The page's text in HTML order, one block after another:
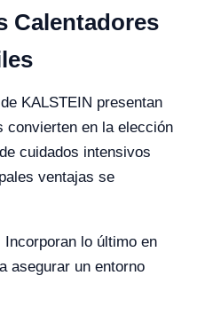
Calentadores
KALSTEIN presentan
convierten en la elección
cuidados intensivos
ventajas se
Incorporan lo último en
asegurar un entorno